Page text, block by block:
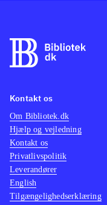
Kontakt os
Om Bibliotek.dk
Hjælp og vejledning
Kontakt os
Privatlivspolitik
Leverandører
English
Tilgængelighedserklæring